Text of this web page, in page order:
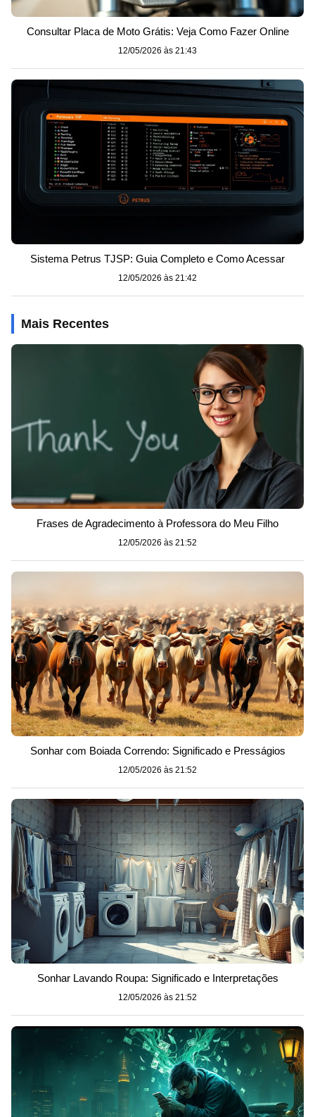
Consultar Placa de Moto Grátis: Veja Como Fazer Online
12/05/2026 às 21:43
Sistema Petrus TJSP: Guia Completo e Como Acessar
12/05/2026 às 21:42
Mais Recentes
Frases de Agradecimento à Professora do Meu Filho
12/05/2026 às 21:52
Sonhar com Boiada Correndo: Significado e Presságios
12/05/2026 às 21:52
Sonhar Lavando Roupa: Significado e Interpretações
12/05/2026 às 21:52